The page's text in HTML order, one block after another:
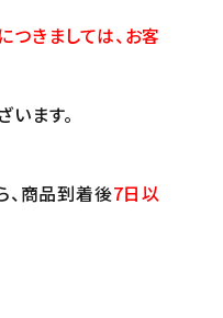
つきましては、お客
ます。
、商品到着後7日以